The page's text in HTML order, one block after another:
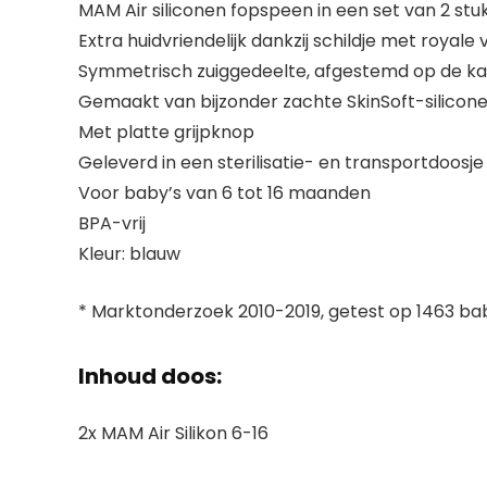
MAM Air siliconen fopspeen in een set van 2
Extra huidvriendelijk dankzij schildje met
Symmetrisch zuiggedeelte, afgestemd op de
Gemaakt van bijzonder zachte SkinSoft-
Met platte grijpknop
Geleverd in een sterilisatie- en transportdoosje
Voor baby’s van 6 tot 16 maanden
BPA-vrij
Kleur: blauw
* Marktonderzoek 2010-2019, getest op 1463
Inhoud doos:
2x MAM Air Silikon 6-16